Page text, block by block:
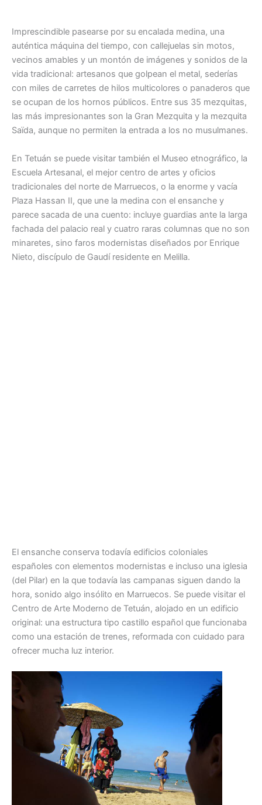
Imprescindible pasearse por su encalada medina, una
auténtica máquina del tiempo, con callejuelas sin motos,
vecinos amables y un montón de imágenes y sonidos de la
vida tradicional: artesanos que golpean el metal, sederías
con miles de carretes de hilos multicolores o panaderos que
se ocupan de los hornos públicos. Entre sus 35 mezquitas,
las más impresionantes son la Gran Mezquita y la mezquita
Saïda, aunque no permiten la entrada a los no musulmanes.
En Tetuán se puede visitar también el Museo etnográfico, la
Escuela Artesanal, el mejor centro de artes y oficios
tradicionales del norte de Marruecos, o la enorme y vacía
Plaza Hassan II, que une la medina con el ensanche y
parece sacada de una cuento: incluye guardias ante la larga
fachada del palacio real y cuatro raras columnas que no son
minaretes, sino faros modernistas diseñados por Enrique
Nieto, discípulo de Gaudí residente en Melilla.
El ensanche conserva todavía edificios coloniales
españoles con elementos modernistas e incluso una iglesia
(del Pilar) en la que todavía las campanas siguen dando la
hora, sonido algo insólito en Marruecos. Se puede visitar el
Centro de Arte Moderno de Tetuán, alojado en un edificio
original: una estructura tipo castillo español que funcionaba
como una estación de trenes, reformada con cuidado para
ofrecer mucha luz interior.